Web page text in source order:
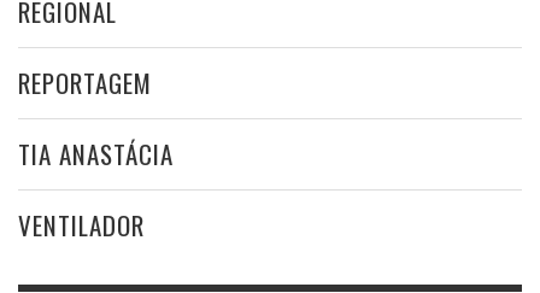
REGIONAL
REPORTAGEM
TIA ANASTÁCIA
VENTILADOR